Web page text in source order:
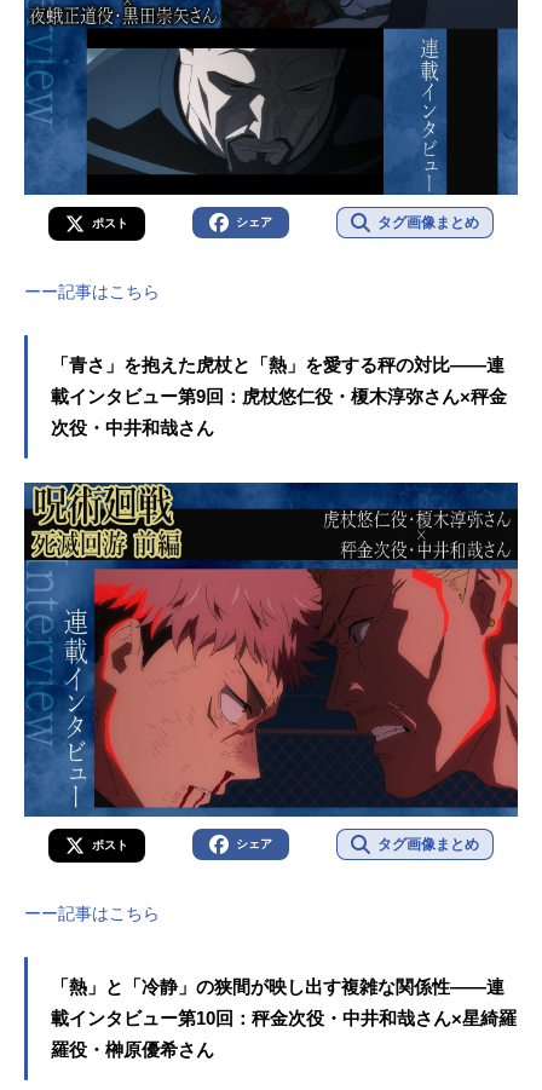
ポスト シェア タグ画像まとめ
ーー記事はこちら
「青さ」を抱えた虎杖と「熱」を愛する秤の対比――連
載インタビュー第9回：虎杖悠仁役・榎木淳弥さん×秤金
次役・中井和哉さん
ポスト シェア タグ画像まとめ
ーー記事はこちら
「熱」と「冷静」の狭間が映し出す複雑な関係性――連
載インタビュー第10回：秤金次役・中井和哉さん×星綺羅
羅役・榊原優希さん